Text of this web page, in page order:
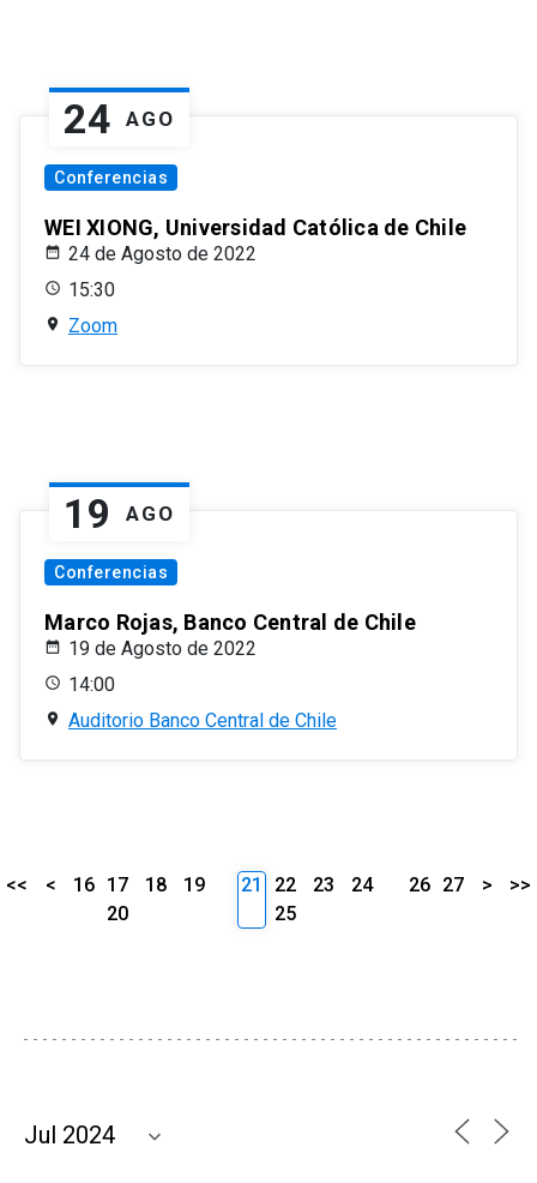
24 AGO
Conferencias
WEI XIONG, Universidad Católica de Chile
24 de Agosto de 2022
15:30
Zoom
19 AGO
Conferencias
Marco Rojas, Banco Central de Chile
19 de Agosto de 2022
14:00
Auditorio Banco Central de Chile
<< < 16 17 18
19
20
21 22 23
24
25
26 27 > >>